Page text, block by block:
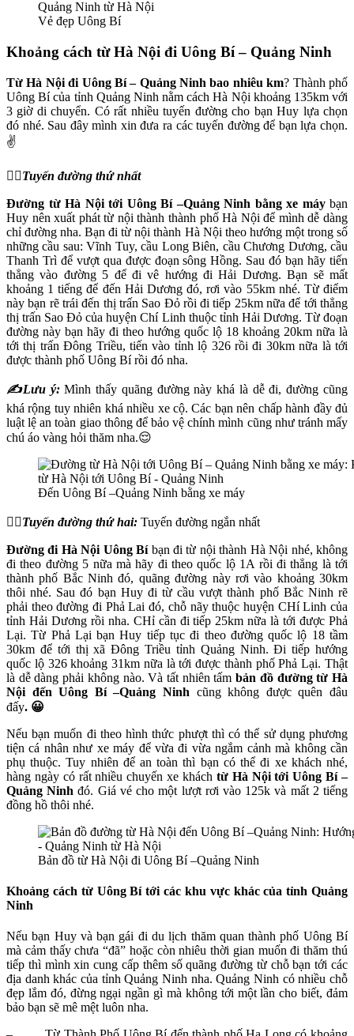
Vẻ đẹp Uông Bí
Khoảng cách từ Hà Nội đi Uông Bí – Quảng Ninh
Từ Hà Nội đi Uông Bí – Quảng Ninh bao nhiêu km? Thành phố
Uông Bí của tỉnh Quảng Ninh nằm cách Hà Nội khoảng 135km với
3 giờ di chuyển. Có rất nhiều tuyến đường cho bạn Huy lựa chọn
đó nhé. Sau đây mình xin đưa ra các tuyến đường để bạn lựa chọn.
✌
👉🏼Tuyến đường thứ nhất
Đường từ Hà Nội tới Uông Bí –Quảng Ninh bằng xe máy bạn
Huy nên xuất phát từ nội thành thành phố Hà Nội để mình dễ dàng
chỉ đường nha. Bạn đi từ nội thành Hà Nội theo hướng một trong số
những cầu sau: Vĩnh Tuy, cầu Long Biên, cầu Chương Dương, cầu
Thanh Trì để vượt qua được đoạn sông Hồng. Sau đó bạn hãy tiến
thẳng vào đường 5 để đi vê hướng đi Hải Dương. Bạn sẽ mất
khoảng 1 tiếng để đến Hải Dương đó, rơi vào 55km nhé. Từ điểm
này bạn rẽ trái đến thị trấn Sao Đỏ rồi đi tiếp 25km nữa để tới thẳng
thị trấn Sao Đỏ của huyện Chí Linh thuộc tỉnh Hải Dương. Từ đoạn
đường này bạn hãy đi theo hướng quốc lộ 18 khoảng 20km nữa là
tới thị trấn Đông Triều, tiến vào tỉnh lộ 326 rồi đi 30km nữa là tới
được thành phố Uông Bí rồi đó nha.
✍Lưu ý:Mình thấy quãng đường này khá là dễ đi, đường cũng
khá rộng tuy nhiên khá nhiều xe cộ. Các bạn nên chấp hành đầy đủ
luật lệ an toàn giao thông để bảo vệ chính mình cũng như tránh mấy
chú áo vàng hỏi thăm nha.😌
Đến Uông Bí –Quảng Ninh bằng xe máy
👉🏼Tuyến đường thứ hai: Tuyến đường ngắn nhất
Đường đi Hà Nội Uông Bí bạn đi từ nội thành Hà Nội nhé, không
đi theo đường 5 nữa mà hãy đi theo quốc lộ 1A rồi đi thẳng là tới
thành phố Bắc Ninh đó, quãng đường này rơi vào khoảng 30km
thôi nhé. Sau đó bạn Huy đi từ cầu vượt thành phố Bắc Ninh rẽ
phải theo đường đi Phả Lai đó, chỗ nãy thuộc huyện CHí Linh của
tỉnh Hải Dương rồi nha. CHỉ cần đi tiếp 25km nữa là tới được Phả
Lại. Từ Phả Lại bạn Huy tiếp tục đi theo đường quốc lộ 18 tầm
30km để tới thị xã Đông Triều tỉnh Quảng Ninh. Đi tiếp hướng
quốc lộ 326 khoảng 31km nữa là tới được thành phố Phả Lại. Thật
là dễ dàng phải không nào. Và tất nhiên tấmbản đồ đườngtừ Hà
Nội đến Uông Bí –Quảng Ninh cũng không được quên đâu
đấy. 😀
Nếu bạn muốn đi theo hình thức phượt thì có thể sử dụng phương
tiện cá nhân như xe máy để vừa đi vừa ngắm cảnh mà không cần
phụ thuộc. Tuy nhiên để an toàn thì bạn có thể đi xe khách nhé,
hàng ngày có rất nhiều chuyến xe khách từ Hà Nội tới Uông Bí –
Quảng Ninh đó. Giá vé cho một lượt rơi vào 125k và mất 2 tiếng
đồng hồ thôi nhé.
Bản đồ từ Hà Nội đi Uông Bí –Quảng Ninh
Khoảng cách từ Uông Bí tới các khu vực khác của tỉnh Quảng
Ninh
Nếu bạn Huy và bạn gái đi du lịch thăm quan thành phố Uông Bí
mà cảm thấy chưa “đã” hoặc còn nhiêu thời gian muốn đi thăm thú
tiếp thì mình xin cung cấp thêm số quãng đường từ chỗ bạn tới các
địa danh khác của tỉnh Quảng Ninh nha. Quảng Ninh có nhiều chỗ
đẹp lắm đó, đừng ngại ngần gì mà không tới một lần cho biết, đảm
bảo bạn sẽ mê mệt luôn nha.